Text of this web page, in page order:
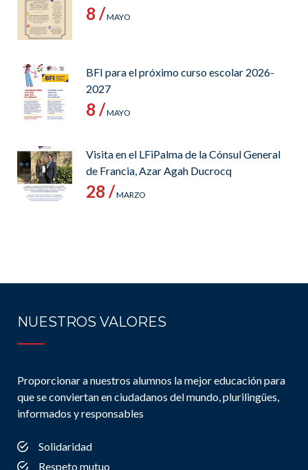
8 /MAYO
BFI para el próximo curso escolar 2026-
2027
8 /MAYO
Visita en el LFiPalma de la Cónsul General
de Francia, Azar Agah Ducrocq
28 /MARZO
NUESTROS VALORES
Proporcionar a nuestros alumnos la mejor educación para
que se conviertan en ciudadanos del mundo, plurilingües,
informados y responsables
Solidaridad
Respeto mutuo